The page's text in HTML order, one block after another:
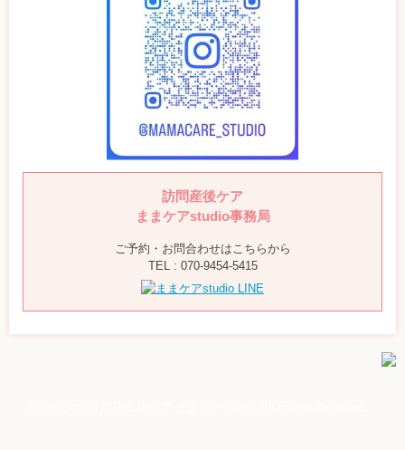
訪問産後ケア
ままケアstudio事務局
ご予約・お問合わせはこちらから
TEL : 070-9454-5415